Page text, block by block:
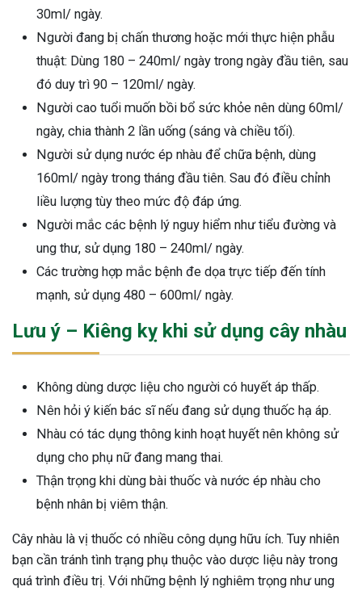
30ml/ ngày.
Người đang bị chấn thương hoặc mới thực hiện phẫu
thuật: Dùng 180 – 240ml/ ngày trong ngày đầu tiên, sau
đó duy trì 90 – 120ml/ ngày.
Người cao tuổi muốn bồi bổ sức khỏe nên dùng 60ml/
ngày, chia thành 2 lần uống (sáng và chiều tối).
Người sử dụng nước ép nhàu để chữa bệnh, dùng
160ml/ ngày trong tháng đầu tiên. Sau đó điều chỉnh
liều lượng tùy theo mức độ đáp ứng.
Người mắc các bệnh lý nguy hiểm như tiểu đường và
ung thư, sử dụng 180 – 240ml/ ngày.
Các trường hợp mắc bệnh đe dọa trực tiếp đến tính
mạnh, sử dụng 480 – 600ml/ ngày.
Lưu ý – Kiêng kỵ khi sử dụng cây nhàu
Không dùng dược liệu cho người có huyết áp thấp.
Nên hỏi ý kiến bác sĩ nếu đang sử dụng thuốc hạ áp.
Nhàu có tác dụng thông kinh hoạt huyết nên không sử
dụng cho phụ nữ đang mang thai.
Thận trọng khi dùng bài thuốc và nước ép nhàu cho
bệnh nhân bị viêm thận.
Cây nhàu là vị thuốc có nhiều công dụng hữu ích. Tuy nhiên
bạn cần tránh tình trạng phụ thuộc vào dược liệu này trong
quá trình điều trị. Với những bệnh lý nghiêm trọng như ung